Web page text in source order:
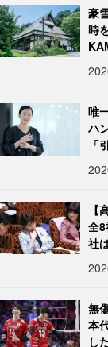
豪
時
唯
ハ
「
【
全
社
無
本
し